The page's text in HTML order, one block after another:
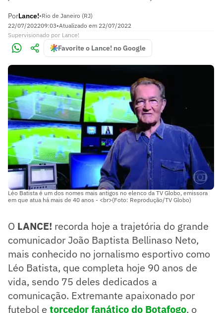
PorLance!•Rio de Janeiro (RJ)
22/07/202209:03•Atualizado em 22/07/2022
Supervisionado por Lance!
Favorite o Lance! no Google
Léo Batista é um dos nomes mais antigos no elenco da TV Globo, emissora
em que atua há mais de 40 anos - <br>(Foto: Reprodução/TV Globo)
O LANCE! recorda hoje a trajetória do grande
comunicador João Baptista Bellinaso Neto,
mais conhecido no jornalismo esportivo como
Léo Batista, que completa hoje 90 anos de
vida, sendo 75 deles dedicados a
comunicação. Extremante apaixonado por
futebol e torcedor fanático do Botafogo, o